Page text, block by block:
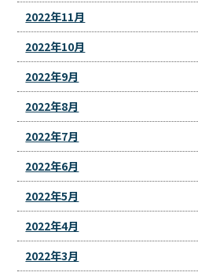
2022年11月
2022年10月
2022年9月
2022年8月
2022年7月
2022年6月
2022年5月
2022年4月
2022年3月